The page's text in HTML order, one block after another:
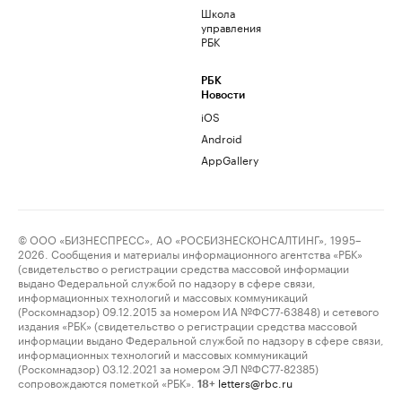
Школа
управления
РБК
РБК
Новости
iOS
Android
AppGallery
© ООО «БИЗНЕСПРЕСС», АО «РОСБИЗНЕСКОНСАЛТИНГ», 1995–
2026. Сообщения и материалы информационного агентства «РБК»
(свидетельство о регистрации средства массовой информации
выдано Федеральной службой по надзору в сфере связи,
информационных технологий и массовых коммуникаций
(Роскомнадзор) 09.12.2015 за номером ИА №ФС77-63848) и сетевого
издания «РБК» (свидетельство о регистрации средства массовой
информации выдано Федеральной службой по надзору в сфере связи,
информационных технологий и массовых коммуникаций
(Роскомнадзор) 03.12.2021 за номером ЭЛ №ФС77-82385)
сопровождаются пометкой «РБК».
18+ letters@rbc.ru